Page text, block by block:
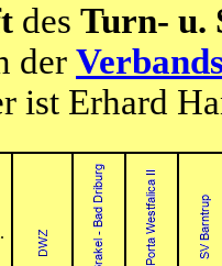
des Turn- u.
der
ist Erhard